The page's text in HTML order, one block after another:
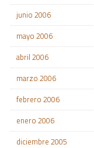
junio 2006
mayo 2006
abril 2006
marzo 2006
febrero 2006
enero 2006
diciembre 2005